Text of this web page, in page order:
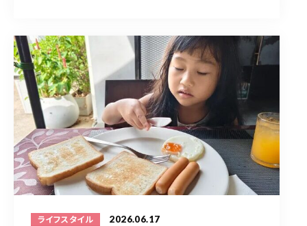
ライフスタイル 2026.06.17